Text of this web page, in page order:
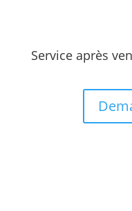
Service après